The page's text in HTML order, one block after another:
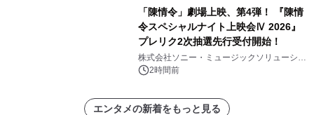
「陳情令」劇場上映、第4弾！ 『陳情
令スペシャルナイト上映会Ⅳ 2026』
プレリク2次抽選先行受付開始！
株式会社ソニー・ミュージックソリューショ
ンズ2時間前
エンタメの新着をもっと見る